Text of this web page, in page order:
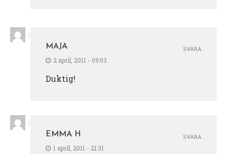
MAJA
2 april, 2011 - 09:03
Duktig!
SVARA
EMMA H
1 april, 2011 - 21:31
SVARA